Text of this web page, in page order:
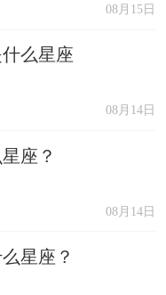
08月15日
么星座
08月14日
座？
08月14日
星座？